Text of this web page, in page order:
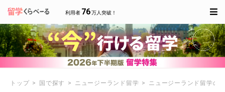
利用者 76万人突破！
トップ 国で探す ニュージーランド留学 ニュージーランド留学の